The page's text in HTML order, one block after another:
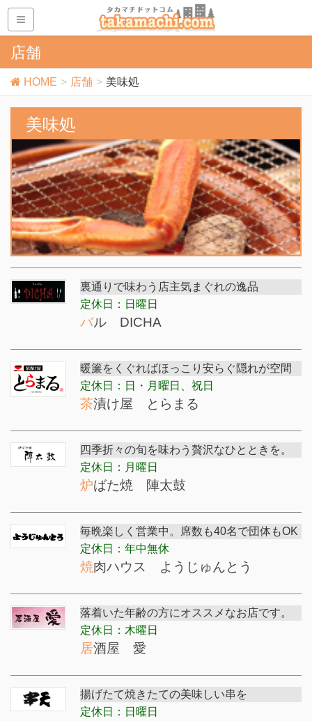
店舗
HOME 店舗 美味処
美味処
裏通りで味わう店主気まぐれの逸品
定休日：日曜日
バル DICHA
暖簾をくぐればほっこり安らぐ隠れが空間
定休日：日・月曜日、祝日
茶漬け屋 とらまる
四季折々の旬を味わう贅沢なひとときを。
定休日：月曜日
炉ばた焼 陣太鼓
毎晩楽しく営業中。席数も40名で団体もOK
定休日：年中無休
焼肉ハウス ようじゅんとう
落着いた年齢の方にオススメなお店です。
定休日：木曜日
居酒屋 愛
揚げたて焼きたての美味しい串を
定休日：日曜日